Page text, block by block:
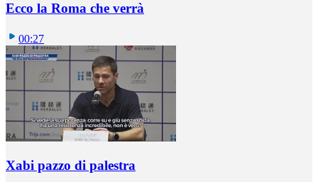
Ecco la Roma che verrà
00:27
Xabi pazzo di palestra